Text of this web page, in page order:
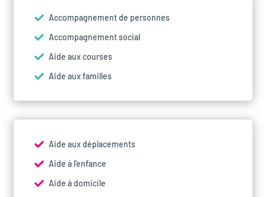
 Accompagnement de personnes
 Accompagnement social
 Aide aux courses
 Aide aux familles
 Aide aux déplacements
 Aide à l'enfance
 Aide à domicile